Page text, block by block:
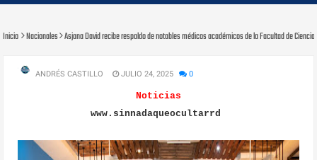
Inicio Nacionales Asjana David recibe respaldo de notables médicos académicos de la Facultad de
ANDRÉS CASTILLO JULIO 24, 2025 0
Noticias
www.sinnadaqueocultarrd